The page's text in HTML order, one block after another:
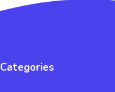
Categories